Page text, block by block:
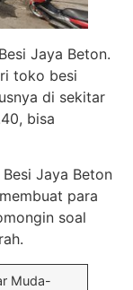
Jaya Beton.
toko besi
di sekitar
bisa
Jaya Beton
para
soal
Muda-